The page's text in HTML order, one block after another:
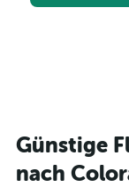
Günstige
nach